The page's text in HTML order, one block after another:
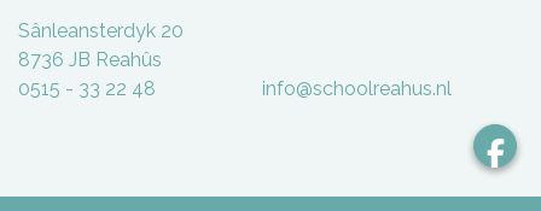
Sânleansterdyk 20
8736 JB Reahûs
0515 - 33 22 48 info@schoolreahus.nl